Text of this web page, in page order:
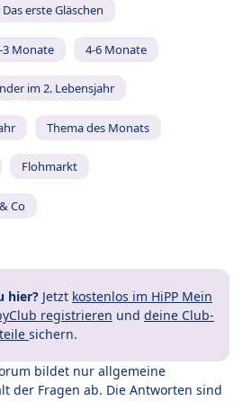
Das erste Gläschen
3 Monate 4-6 Monate
im 2. Lebensjahr
Thema des Monats
Flohmarkt
Co
hier? Jetzt kostenlos im HiPP Mein
registrieren und deine Club-
sichern.
bildet nur allgemeine
der Fragen ab. Die Antworten sind